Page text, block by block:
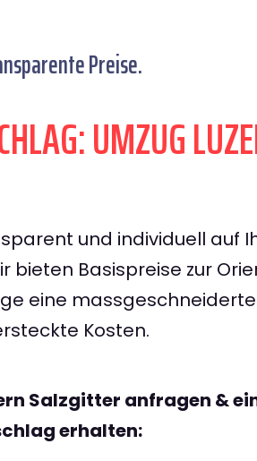
Preise.
UMZUG
und individuell auf
bieten Basispreise zur
eine massgeschneiderte
Kosten.
Salzgitter anfragen &
erhalten: